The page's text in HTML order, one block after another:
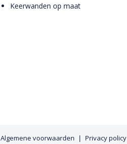
Keerwanden op maat
Algemene voorwaarden Privacy policy